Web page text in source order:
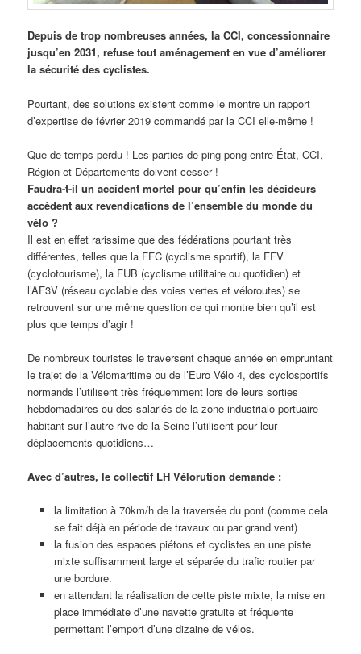
Depuis de trop nombreuses années, la CCI, concessionnaire
jusqu’en 2031, refuse tout aménagement en vue d’améliorer
la sécurité des cyclistes.
Pourtant, des solutions existent comme le montre un rapport
d’expertise de février 2019 commandé par la CCI elle-même !
Que de temps perdu ! Les parties de ping-pong entre État, CCI,
Région et Départements doivent cesser !
Faudra-t-il un accident mortel pour qu’enfin les décideurs
accèdent aux revendications de l’ensemble du monde du
vélo ?
Il est en effet rarissime que des fédérations pourtant très
différentes, telles que la FFC (cyclisme sportif), la FFV
(cyclotourisme), la FUB (cyclisme utilitaire ou quotidien) et
l’AF3V (réseau cyclable des voies vertes et véloroutes) se
retrouvent sur une même question ce qui montre bien qu’il est
plus que temps d’agir !
De nombreux touristes le traversent chaque année en empruntant
le trajet de la Vélomaritime ou de l’Euro Vélo 4, des cyclosportifs
normands l’utilisent très fréquemment lors de leurs sorties
hebdomadaires ou des salariés de la zone industrialo-portuaire
habitant sur l’autre rive de la Seine l’utilisent pour leur
déplacements quotidiens…
Avec d’autres, le collectif LH Vélorution demande :
la limitation à 70km/h de la traversée du pont (comme cela
se fait déjà en période de travaux ou par grand vent)
la fusion des espaces piétons et cyclistes en une piste
mixte suffisamment large et séparée du trafic routier par
une bordure.
en attendant la réalisation de cette piste mixte, la mise en
place immédiate d’une navette gratuite et fréquente
permettant l’emport d’une dizaine de vélos.